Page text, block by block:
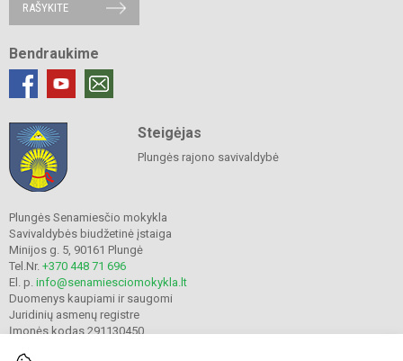
RAŠYKITE
Bendraukime
Steigėjas
Plungės rajono savivaldybė
Plungės Senamiesčio mokykla
Savivaldybės biudžetinė įstaiga
Minijos g. 5, 90161 Plungė
Tel.Nr. +370 448 71 696
El. p. info@senamiesciomokykla.lt
Duomenys kaupiami ir saugomi
Juridinių asmenų registre
Įmonės kodas 291130450